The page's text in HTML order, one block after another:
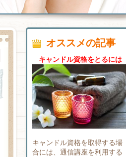
オススメの記事
キャンドル資格をとるには
キャンドル資格を取得する場
合には、通信講座を利用する